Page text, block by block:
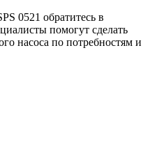
0521 обратитесь в
помогут сделать
насоса по потребностям и